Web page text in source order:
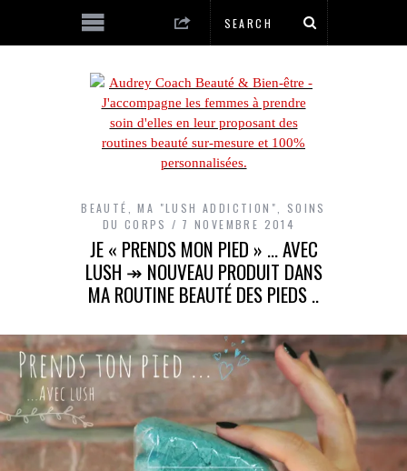
BEAUTÉ ,MA "LUSH ADDICTION"
SOINS
DU CORPS
7 NOVEMBRE 2014
JE « PRENDS MON PIED » … AVEC
LUSH ↠ NOUVEAU PRODUIT DANS
MA ROUTINE BEAUTÉ DES PIEDS ..